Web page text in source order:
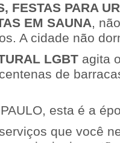
FESTAS PARA
EM SAUNA,
A cidade não
LGBT agita
de
esta é a
que você